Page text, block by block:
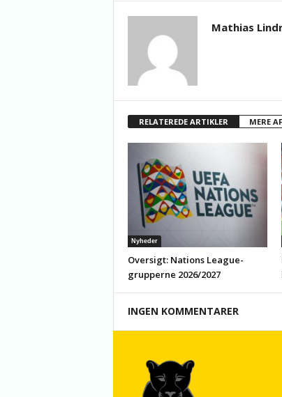
Mathias
RELATEREDE ARTIKLER MERE
Nyheder
Oversigt: Nations League-
grupperne 2026/2027
INGEN KOMMENTARER